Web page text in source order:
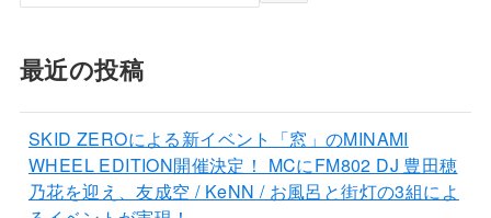
最近の投稿
SKID ZEROによる新イベント「窓」のMINAMI
WHEEL EDITION開催決定！ MCにFM802 DJ 豊田穂
乃花を迎え、友成空 / KeNN / お風呂と街灯の3組によ